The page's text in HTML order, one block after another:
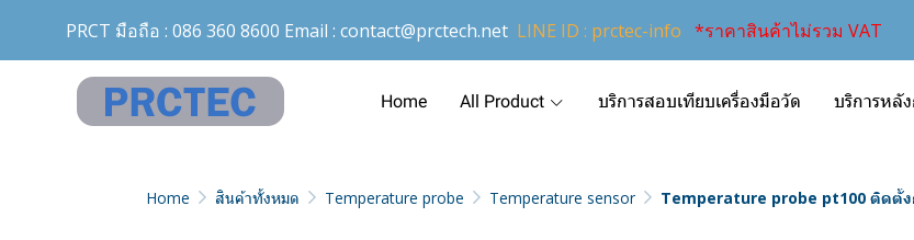
PRCT มือถือ : 086 360 8600 Email : contact@prctech.net LINE ID : prctec-info *ราคาสินค้าไม่รวม VAT
Home All Product บริการสอบเทียบเครื่องมือวัด บริการหลั
Home สินค้าทั้งหมด Temperature probe Temperature sensor Temperature probe pt100 ติดตั้ง